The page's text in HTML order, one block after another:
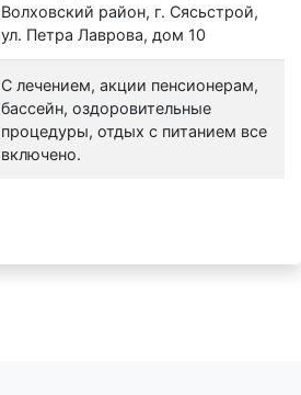
Волховский район, г. Сясьстрой,
ул. Петра Лаврова, дом 10
С лечением, акции пенсионерам,
бассейн, оздоровительные
процедуры, отдых с питанием все
включено.